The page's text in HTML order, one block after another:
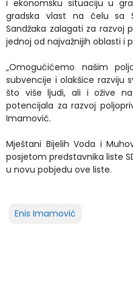
i ekonomsku situaciju u
gradska vlast na čelu sa
Sandžaka zalagati za razvoj
jednoj od najvažnijih oblasti i
„Omogućićemo našim
subvencije i olakšice razviju
što više ljudi, ali i ožive
potencijala za razvoj
Imamović.
Mještani Bijelih Voda i
posjetom predstavnika liste
u novu pobjedu ove liste.
Enis Imamović